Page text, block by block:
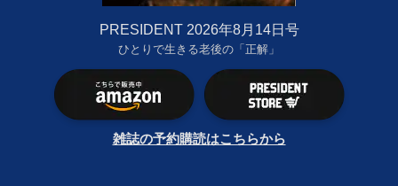
PRESIDENT 2026年8月14日号
ひとりで生きる老後の「正解」
雑誌の予約購読はこちらから